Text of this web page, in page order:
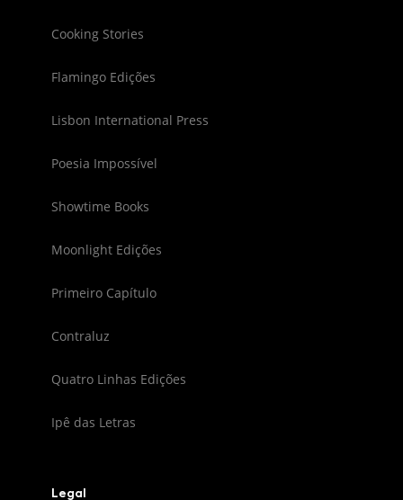
Cooking Stories
Flamingo Edições
Lisbon International Press
Poesia Impossível
Showtime Books
Moonlight Edições
Primeiro Capítulo
Contraluz
Quatro Linhas Edições
Ipê das Letras
Legal